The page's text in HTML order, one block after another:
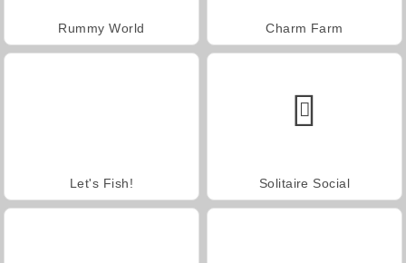
Rummy World Charm Farm
Let's Fish! Solitaire Social